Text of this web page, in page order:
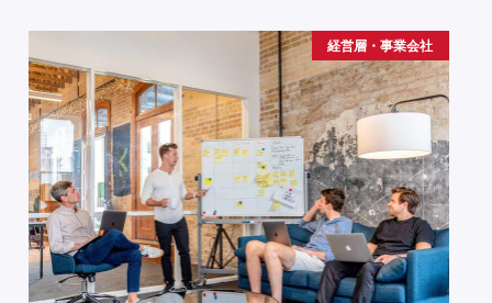
経営層・事業会社